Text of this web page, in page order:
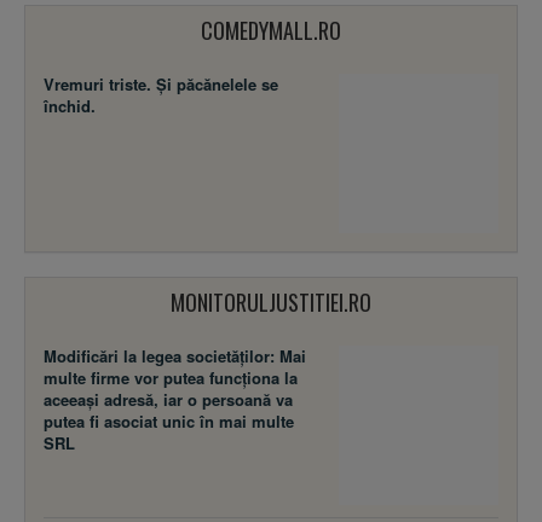
COMEDYMALL.RO
Vremuri triste. Şi păcănelele se
închid.
MONITORULJUSTITIEI.RO
Modificări la legea societăţilor: Mai
multe firme vor putea funcţiona la
aceeaşi adresă, iar o persoană va
putea fi asociat unic în mai multe
SRL